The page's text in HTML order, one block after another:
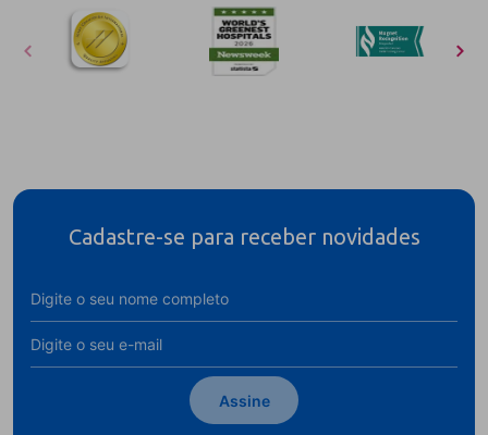
Cadastre-se para receber novidades
Assine